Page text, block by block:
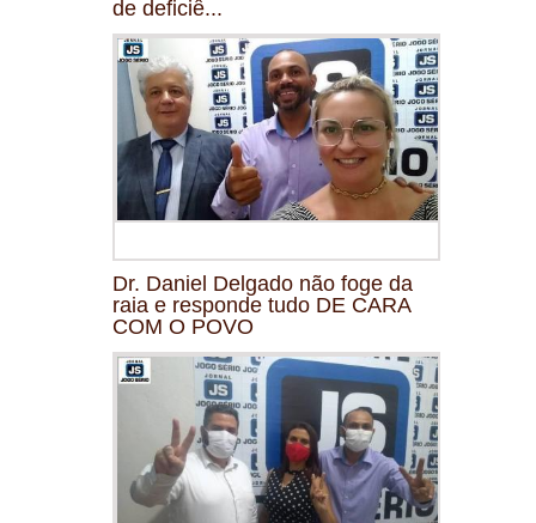
de deficiê...
Dr. Daniel Delgado não foge da
raia e responde tudo DE CARA
COM O POVO